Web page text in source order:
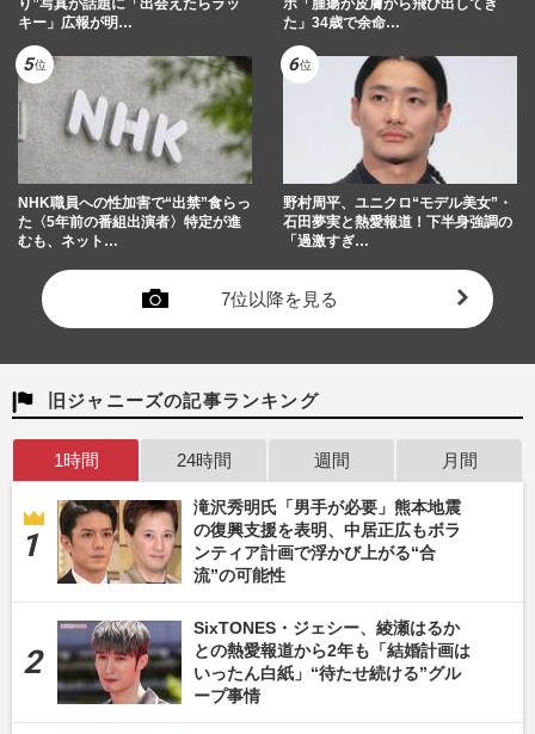
り”写真が話題に「出会えたらラッ
キー」広報が明…
ポ「腫瘍が皮膚から飛び出してき
た」34歳で余命…
NHK職員への性加害で“出禁”食らっ
た〈5年前の番組出演者〉特定が進
むも、ネット…
野村周平、ユニクロ“モデル美女”・
石田夢実と熱愛報道！下半身強調の
「過激すぎ…
7位以降を見る
旧ジャニーズの記事ランキング
1時間 24時間 週間 月間
滝沢秀明氏「男手が必要」熊本地震
の復興支援を表明、中居正広もボラ
ンティア計画で浮かび上がる“合
流”の可能性
SixTONES・ジェシー、綾瀬はるか
との熱愛報道から2年も「結婚計画は
いったん白紙」“待たせ続ける”グル
ープ事情